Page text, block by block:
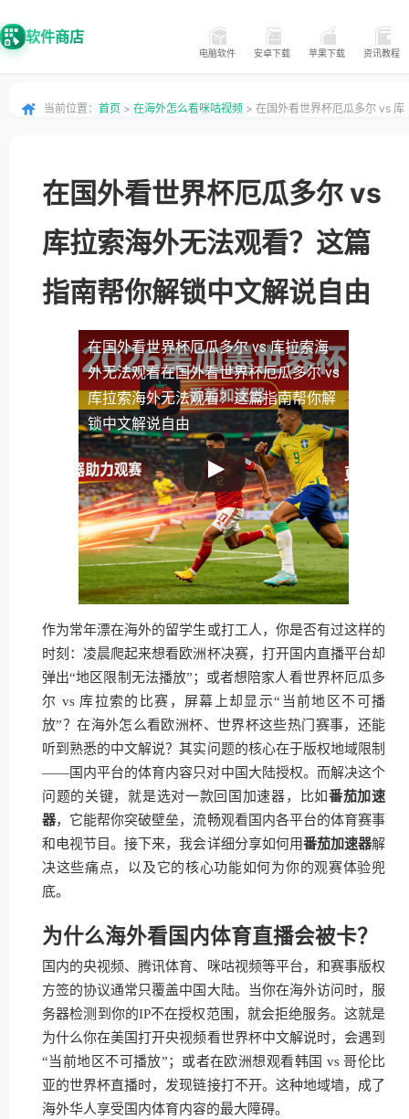
软件商店
电脑软件 安卓下载 苹果下载 资讯教程
当前位置： 首页 > 在海外怎么看咪咕视频 > 在国外看世界杯厄瓜多尔 vs 库
在国外看世界杯厄瓜多尔 vs
库拉索海外无法观看？这篇
指南帮你解锁中文解说自由
在国外看世界杯厄瓜多尔 vs 库拉索海
外无法观看在国外看世界杯厄瓜多尔 vs
库拉索海外无法观看？这篇指南帮你解
锁中文解说自由
作为常年漂在海外的留学生或打工人，你是否有过这样的
时刻：凌晨爬起来想看欧洲杯决赛，打开国内直播平台却
弹出“地区限制无法播放”；或者想陪家人看世界杯厄瓜多
尔 vs 库拉索的比赛，屏幕上却显示“当前地区不可播
放”？在海外怎么看欧洲杯、世界杯这些热门赛事，还能
听到熟悉的中文解说？其实问题的核心在于版权地域限制
——国内平台的体育内容只对中国大陆授权。而解决这个
问题的关键，就是选对一款回国加速器，比如番茄加速
器，它能帮你突破壁垒，流畅观看国内各平台的体育赛事
和电视节目。接下来，我会详细分享如何用番茄加速器解
决这些痛点，以及它的核心功能如何为你的观赛体验兜
底。
为什么海外看国内体育直播会被卡？
国内的央视频、腾讯体育、咪咕视频等平台，和赛事版权
方签的协议通常只覆盖中国大陆。当你在海外访问时，服
务器检测到你的IP不在授权范围，就会拒绝服务。这就是
为什么你在美国打开央视频看世界杯中文解说时，会遇到
“当前地区不可播放”；或者在欧洲想观看韩国 vs 哥伦比
亚的世界杯直播时，发现链接打不开。这种地域墙，成了
海外华人享受国内体育内容的最大障碍。